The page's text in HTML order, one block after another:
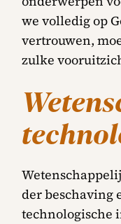
we volledig op
vertrouwen,
zulke
der beschaving
technologische